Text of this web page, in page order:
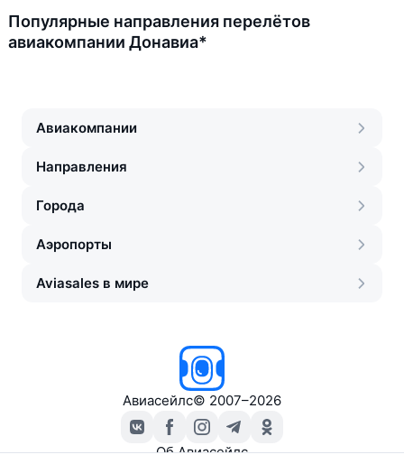
Популярные направления перелётов
авиакомпании Донавиа*
Авиакомпании
Направления
Города
Аэропорты
Aviasales в мире
Авиасейлс© 2007–2026
Об Авиасейлс